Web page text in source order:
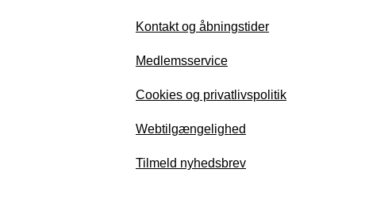
Kontakt og åbningstider
Medlemsservice
Cookies og privatlivspolitik
Webtilgængelighed
Tilmeld nyhedsbrev